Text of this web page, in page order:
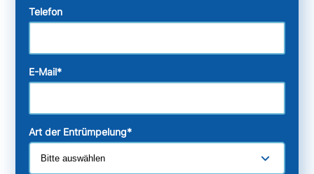
Telefon
E-Mail*
Art der Entrümpelung*